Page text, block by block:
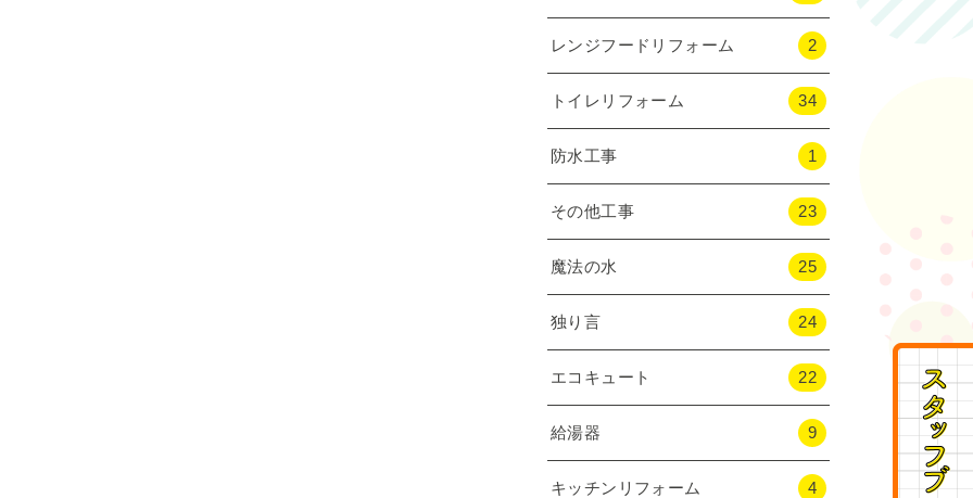
レンジフードリフォーム 2
トイレリフォーム 34
防水工事 1
その他工事 23
魔法の水 25
独り言 24
エコキュート 22
給湯器 9
キッチンリフォーム 4